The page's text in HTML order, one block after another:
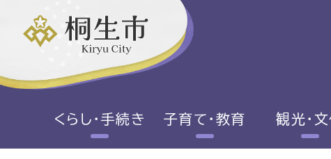
くらし・手続き 子育て・教育 観光・